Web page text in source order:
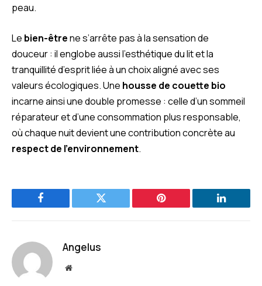
peau.
Le bien-êtrene s’arrête pas à la sensation de
douceur : il englobe aussi l’esthétique du lit et la
tranquillité d’esprit liée à un choix aligné avec ses
valeurs écologiques. Une housse de couette bio
incarne ainsi une double promesse : celle d’un sommeil
réparateur et d’une consommation plus responsable,
où chaque nuit devient une contribution concrète au
respect de l’environnement.
Facebook Twitter Pinterest LinkedIn
Angelus
Website